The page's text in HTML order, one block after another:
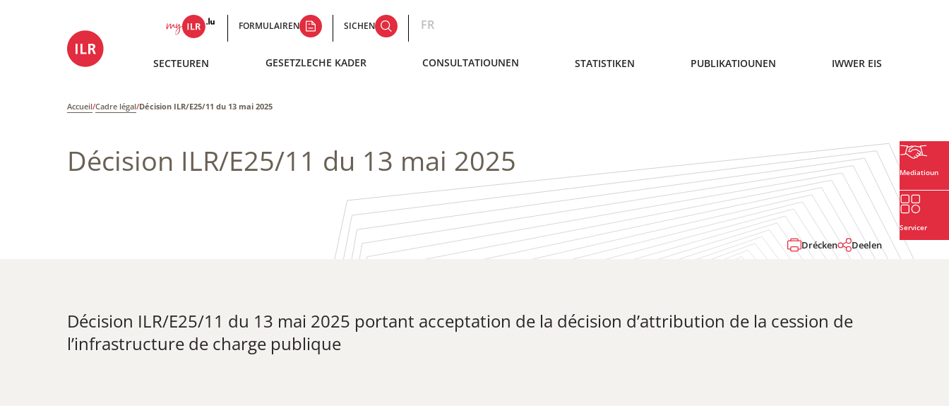
FORMULAIREN SICHEN FR
SECTEUREN GESETZLECHE KADER CONSULTATIOUNEN STATISTIKEN PUBLIKATIOUNEN IWWER EIS
Accueil/Cadre légal/Décision ILR/E25/11 du 13 mai 2025
Mediatioun
Servicer
Décision ILR/E25/11 du 13 mai 2025
Drécken Deelen
Décision ILR/E25/11 du 13 mai 2025 portant acceptation de la décision d’attribution de la cession de
l’infrastructure de charge publique